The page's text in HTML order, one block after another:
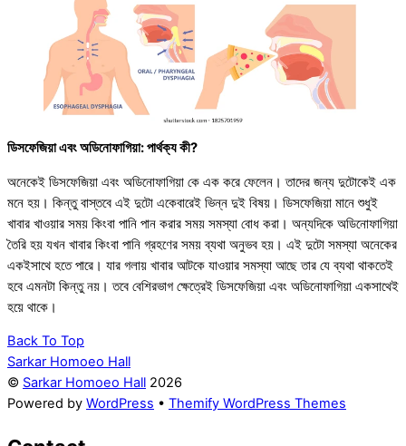
ডিসফেজিয়া এবং অডিনোফাগিয়া: পার্থক্য কী?
অনেকেই ডিসফেজিয়া এবং অডিনোফাগিয়া কে এক করে ফেলেন। তাদের জন্য দুটোকেই এক
মনে হয়। কিন্তু বাস্তবে এই দুটো একেবারেই ভিন্ন দুই বিষয়। ডিসফেজিয়া মানে শুধুই
খাবার খাওয়ার সময় কিংবা পানি পান করার সময় সমস্যা বোধ করা। অন্যদিকে অডিনোফাগিয়া
তৈরি হয় যখন খাবার কিংবা পানি গ্রহণের সময় ব্যথা অনুভব হয়। এই দুটো সমস্যা অনেকের
একইসাথে হতে পারে। যার গলায় খাবার আটকে যাওয়ার সমস্যা আছে তার যে ব্যথা থাকতেই
হবে এমনটা কিন্তু নয়। তবে বেশিরভাগ ক্ষেত্রেই ডিসফেজিয়া এবং অডিনোফাগিয়া একসাথেই
হয়ে থাকে।
Back To Top
Sarkar Homoeo Hall
© Sarkar Homoeo Hall 2026
Powered by WordPress • Themify WordPress Themes